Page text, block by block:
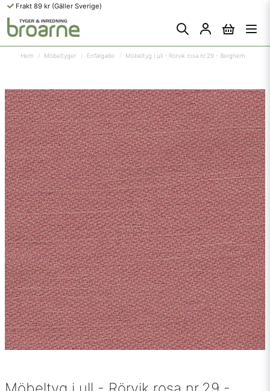
Frakt 89 kr (Gäller Sverige)
Hem Möbeltyger Enfärgade Möbeltyg i ull - Rörvik rosa nr.29 - Berghem